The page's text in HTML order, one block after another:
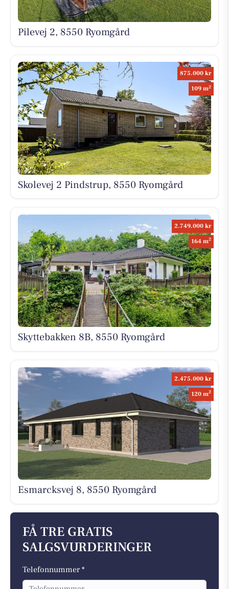
Pilevej 2, 8550 Ryomgård
875.000 kr
109 m2
Skolevej 2 Pindstrup, 8550 Ryomgård
2.749.000 kr
164 m2
Skyttebakken 8B, 8550 Ryomgård
2.475.000 kr
120 m2
Esmarcksvej 8, 8550 Ryomgård
FÅ TRE GRATIS
SALGSVURDERINGER
Telefonnummer *